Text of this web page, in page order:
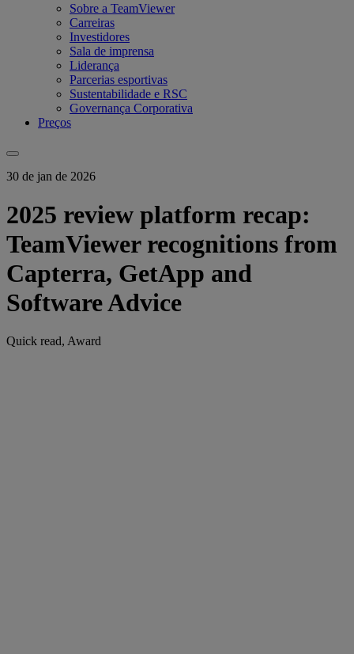
Sobre a TeamViewer
Carreiras
Investidores
Sala de imprensa
Liderança
Parcerias esportivas
Sustentabilidade e RSC
Governança Corporativa
Preços
30 de jan de 2026
2025 review platform recap:
TeamViewer recognitions from
Capterra, GetApp and
Software Advice
Quick read, Award